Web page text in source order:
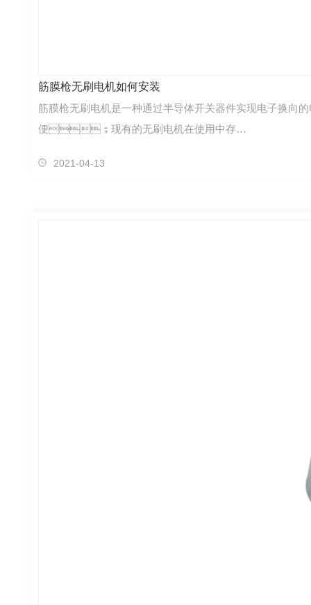
筋膜枪无刷电机如何安装
筋膜枪无刷电机是一种通过半导体开关器件实现电子
便；现有的无刷电机在使用中存…
2021-04-13